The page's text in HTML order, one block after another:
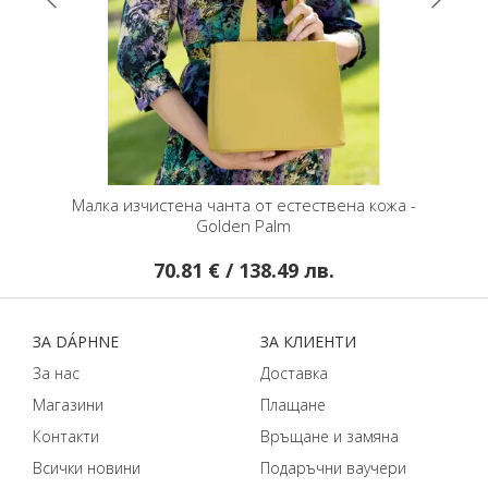
от естествена кожа -
Удобна пола тип молив в
22.24 € / 43.50 лв.
ЗA DÁPHNЕ
За нас
Магазини
Контакти
Всички новини
ЗA КЛИЕНТИ
Доставка
Плащане
Връщане и замяна
Подаръчни ваучери